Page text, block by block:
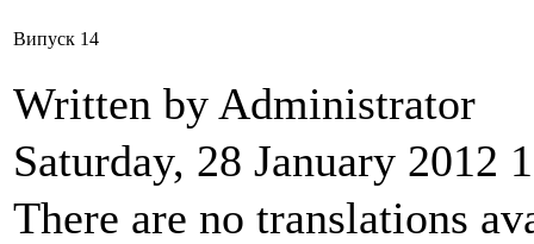
Випуск 14
Written by Administrator
Saturday, 28 January 2012
There are no translations